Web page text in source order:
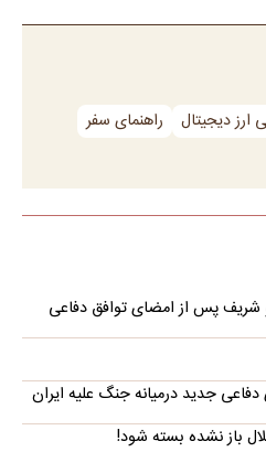
ارز دیجیتال
راهنمای سفر
شریف پس از امضای توافق دفاعی
دفاعی جدید درمیانه جنگ علیه ایران
باز نشده بسته شود!